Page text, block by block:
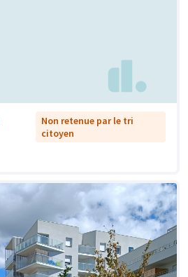
Non retenue par le tri
citoyen